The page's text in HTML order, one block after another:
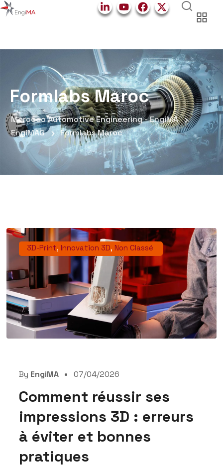
Formlabs Maroc
Morocco Automotive Engineering - EngiMA
EngiMAG
Formlabs Maroc
3D-Print, Innovation 3D, Non Classé
By EngiMA 07/04/2026
Comment réussir ses
impressions 3D : erreurs
à éviter et bonnes
pratiques